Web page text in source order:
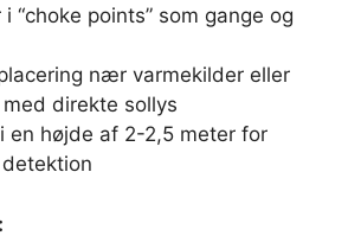
i “choke points” som gange og
nær varmekilder eller
direkte sollys
en højde af 2-2,5 meter for